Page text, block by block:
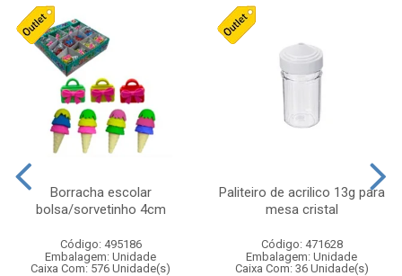
Borracha escolar
bolsa/sorvetinho 4cm
Código: 495186
Embalagem: Unidade
Caixa Com: 576 Unidade(s)
Paliteiro de acrilico 13g para
mesa cristal
Código: 471628
Embalagem: Unidade
Caixa Com: 36 Unidade(s)